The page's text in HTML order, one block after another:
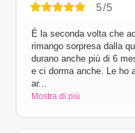
5/5
É la seconda volta che
rimango sorpresa dalla
durano anche più di 6
e ci dorma anche. Le ho
ar...
Mostra di più